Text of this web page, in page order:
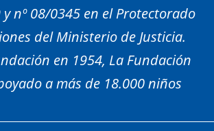
nº 08/0345 en el Protectorado
del Ministerio de Justicia.
en 1954, La Fundación
a más de 18.000 niños